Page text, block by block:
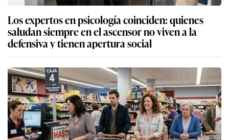
Los expertos en psicología coinciden: quienes
saludan siempre en el ascensor no viven a la
defensiva y tienen apertura social